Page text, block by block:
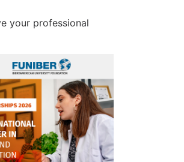
your professional